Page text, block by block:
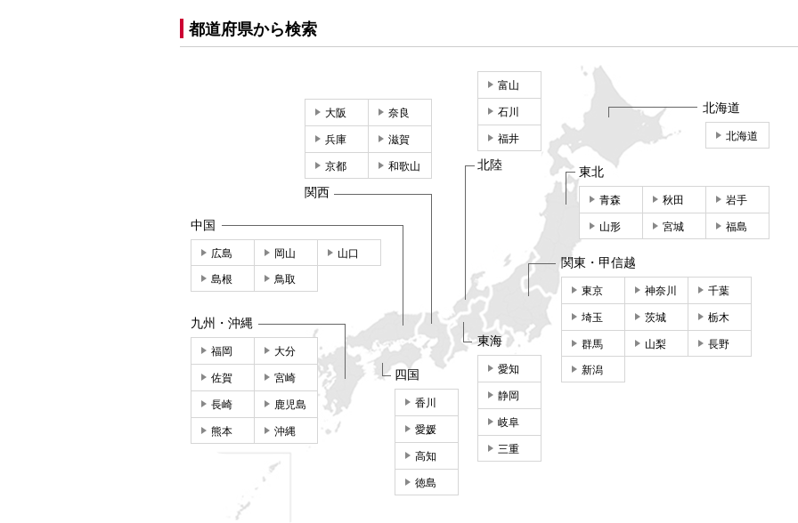
都道府県から検索
北海道
北海道
東北
青森 秋田 岩手
山形 宮城 福島
関東・甲信越
東京 神奈川 千葉
埼玉 茨城 栃木
群馬 山梨 長野
新潟
東海
愛知
静岡
岐阜
三重
富山
石川
福井
北陸
大阪 奈良
兵庫 滋賀
京都 和歌山
関西
中国
広島 岡山 山口
島根 鳥取
四国
香川
愛媛
高知
徳島
九州・沖縄
福岡 大分
佐賀 宮崎
長崎 鹿児島
熊本 沖縄